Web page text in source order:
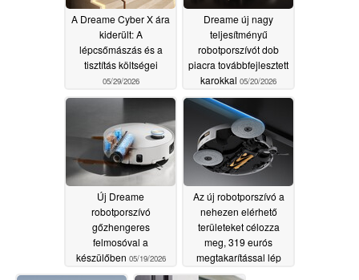
A Dreame Cyber X ára
kiderült: A
lépcsőmászás és a
tisztítás költségei
05/29/2026
Dreame új nagy
teljesítményű
robotporszívót dob
piacra továbbfejlesztett
karokkal 05/20/2026
Új Dreame
robotporszívó
gőzhengeres
felmosóval a
készülőben 05/19/2026
Az új robotporszívó a
nehezen elérhető
területeket célozza
meg, 319 eurós
megtakarítással lép
piacra05/16/2026